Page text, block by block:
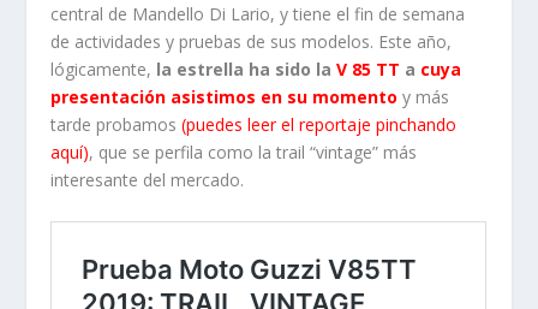
central de Mandello Di Lario, y tiene el fin de semana
de actividades y pruebas de sus modelos. Este año,
lógicamente, la estrella ha sido laV 85 TT a cuya
presentación asistimos en su momento y más
tarde probamos(puedes leer el reportaje pinchando
aquí), que se perfila como la trail “vintage” más
interesante del mercado.